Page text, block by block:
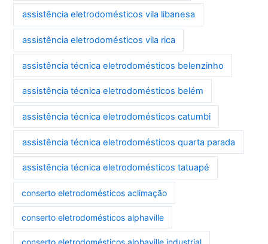
assistência eletrodomésticos vila libanesa
assistência eletrodomésticos vila rica
assistência técnica eletrodomésticos belenzinho
assistência técnica eletrodomésticos belém
assistência técnica eletrodomésticos catumbi
assistência técnica eletrodomésticos quarta parada
assistência técnica eletrodomésticos tatuapé
conserto eletrodomésticos aclimação
conserto eletrodomésticos alphaville
conserto eletrodomésticos alphaville industrial